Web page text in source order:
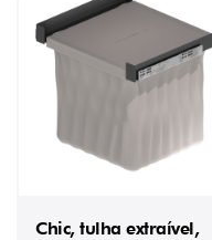
Chic, tulha extraível,